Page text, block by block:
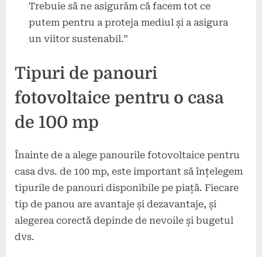
Trebuie să ne asigurăm că facem tot ce
putem pentru a proteja mediul și a asigura
un viitor sustenabil.”
Tipuri de panouri
fotovoltaice pentru o casa
de 100 mp
Înainte de a alege panourile fotovoltaice pentru
casa dvs. de 100 mp, este important să înțelegem
tipurile de panouri disponibile pe piață. Fiecare
tip de panou are avantaje și dezavantaje, și
alegerea corectă depinde de nevoile și bugetul
dvs.